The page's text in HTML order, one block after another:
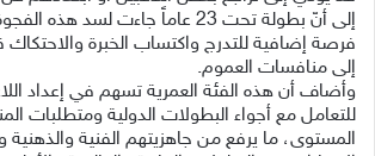
إلى أنّ بطولة تحت 23 عاماً جاءت لسد
فرصة إضافية للتدرج واكتساب الخبرة والاحتكاك
إلى منافسات العموم.
وأضاف أن هذه الفئة العمرية تسهم في إعداد
للتعامل مع أجواء البطولات الدولية ومتطلبات
المستوى، ما يرفع من جاهزيتهم الفنية